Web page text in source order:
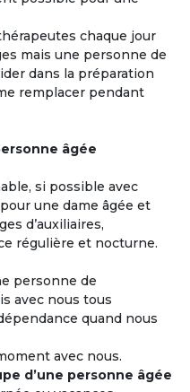
chaque jour
mais une personne de
dans la préparation
remplacer pendant
âgée
si possible avec
une dame âgée et
d’auxiliaires,
régulière et nocturne.
personne de
avec nous tous
quand nous
avec nous.
d’une personne âgée